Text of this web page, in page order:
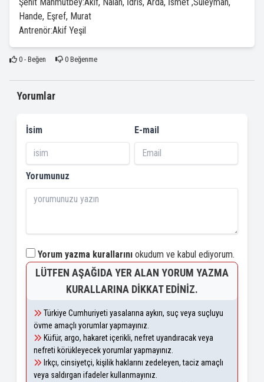
Hande, Eşref, Murat
Antrenör:Akif Yeşil
0- Beğen 0Beğenme
Yorumlar
İsim E-mail
Yorumunuz
Yorum yazma kurallarını okudum ve kabul ediyorum.
LÜTFEN AŞAĞIDA YER ALAN YORUM YAZMA
KURALLARINA DIKKAT EDINIZ.
Türkiye Cumhuriyeti yasalarına aykırı, suç veya suçluyu
övme amaçlı yorumlar yapmayınız.
Küfür, argo, hakaret içerikli, nefret uyandıracak veya
nefreti körükleyecek yorumlar yapmayınız.
Irkçı, cinsiyetçi, kişilik haklarını zedeleyen, taciz amaçlı
veya saldırgan ifadeler kullanmayınız.